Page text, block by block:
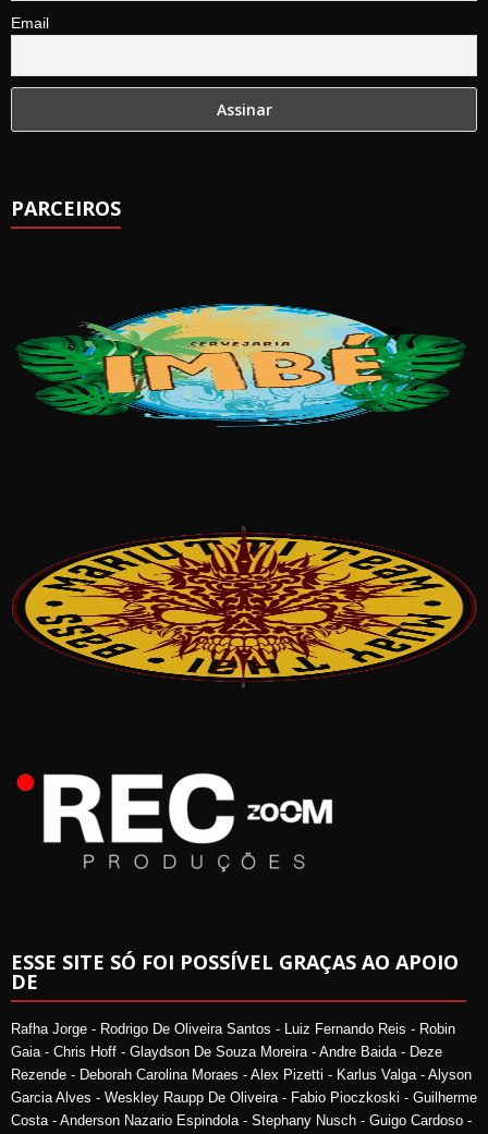
Email
PARCEIROS
ESSE SITE SÓ FOI POSSÍVEL GRAÇAS AO APOIO
DE
Rafha Jorge - Rodrigo De Oliveira Santos - Luiz Fernando Reis - Robin
Gaia - Chris Hoff - Glaydson De Souza Moreira - Andre Baida - Deze
Rezende - Deborah Carolina Moraes - Alex Pizetti - Karlus Valga - Alyson
Garcia Alves - Weskley Raupp De Oliveira - Fabio Pioczkoski - Guilherme
Costa - Anderson Nazario Espindola - Stephany Nusch - Guigo Cardoso -